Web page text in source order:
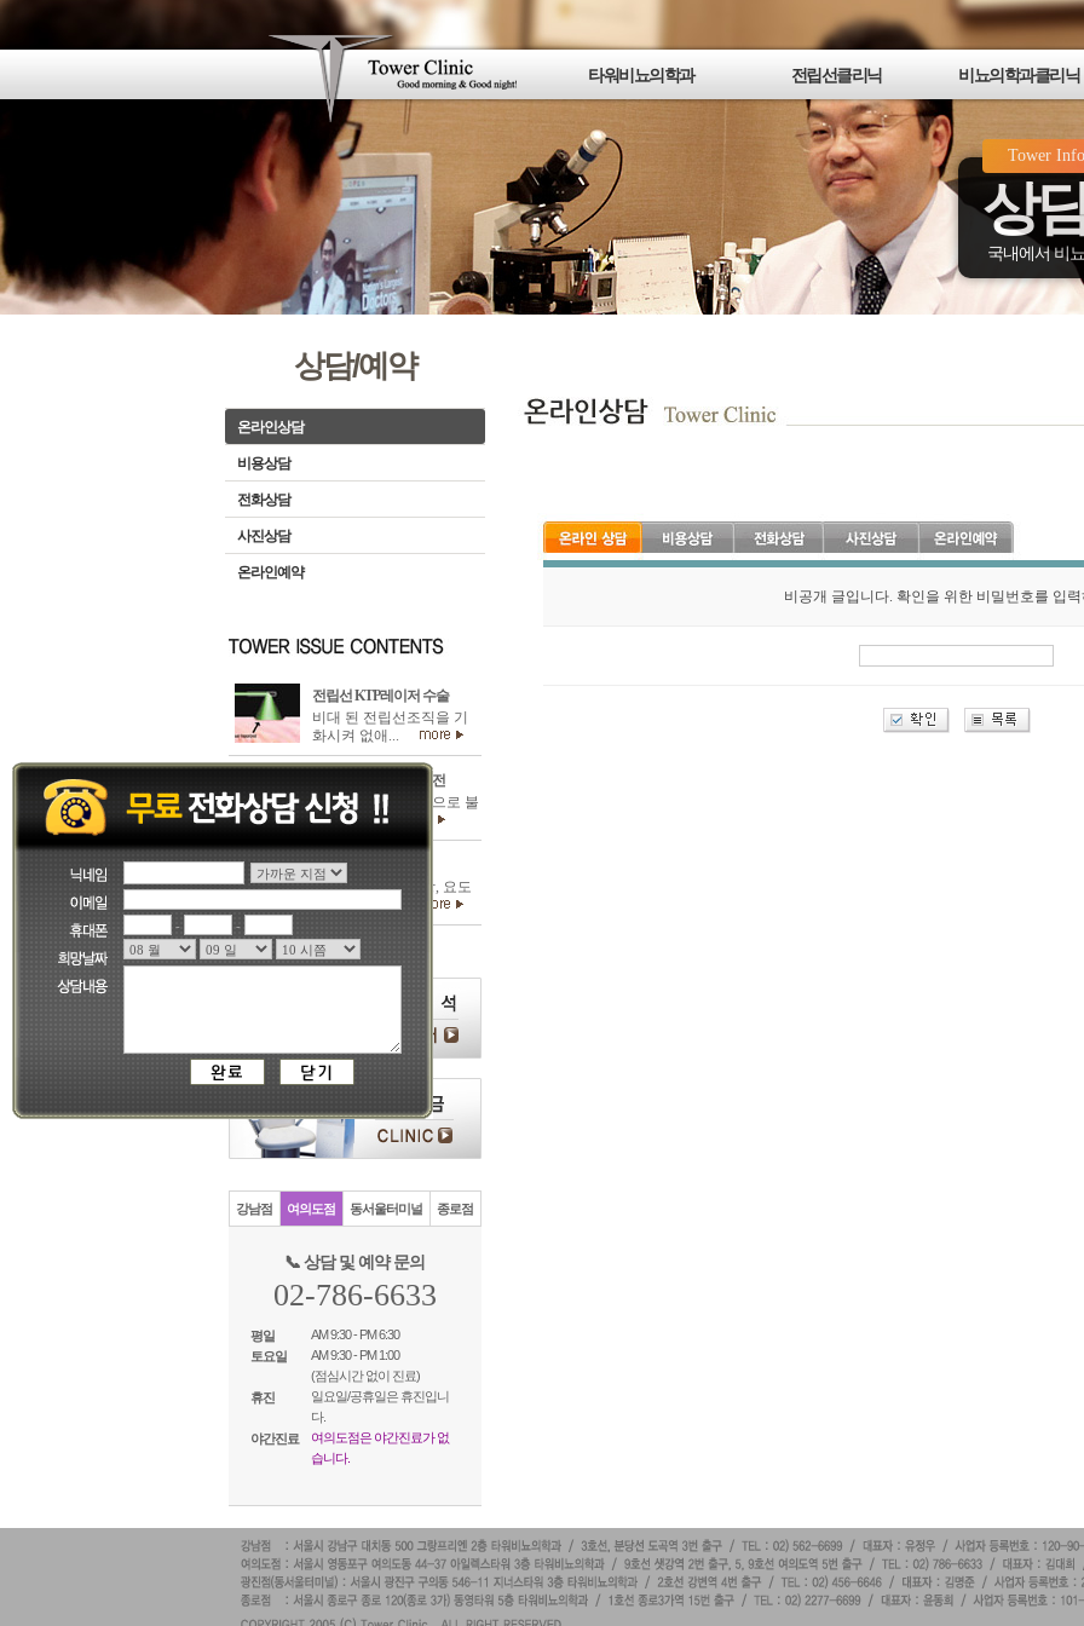
Tower
상
국내에서 비
타워비뇨의학과 전립선클리닉 비뇨의학과클리닉
타워비뇨의학과소개
의료진소개
진료안내
최신의료장비소개
병원둘러보기
강남점 오시는길
여의도점 오시는길
광진점(동서울터미널) 오시는길
타워전립선클리닉
전립선비대증
전립선염
전립선암
타워 멀티채널전립선치료
제3세대 전립선고주파치료
타워 KTP레이저 수술
플라즈마 레이저기화수술
발기부전/성기능 클리닉
남성갱년기 클리닉
요로감염/성명 클리닉
혈뇨/비뇨기암 클리닉
요로결석 클리닉
요실금 클리닉
상담/예약
온라인상담
비용상담
전화상담
사진상담
온라인예약
전립선 KTP레이저 수술
비대 된 전립선조직을 기
화시켜 없애...
남성갱년기/발기부전
발기부전은 심리적으로 불
안하거나...
혈뇨와 비뇨기암
신장질환, 요관방광, 요도
의 요로계질...
강남점 여의도점 동서울터미널 종로점
📞 상담 및 예약 문의
02-786-6633
평일
AM 9:30 - PM 6:30
토요일
AM 9:30 - PM 1:00
(점심시간 없이 진료)
휴진
일요일/공휴일은 휴진입니
다.
야간진료
여의도점은 야간진료가 없
습니다.
비공개 글입니다. 확인을 위한 비밀번호를 입
- -